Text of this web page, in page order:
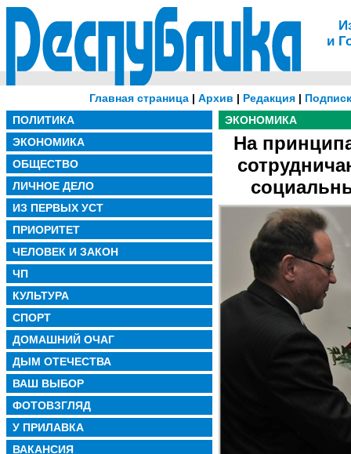
и
Главная страница| Архив | Редакция|
ПОЛИТИКА
ЭКОНОМИКА
ОБЩЕСТВО
ЛИЧНОЕ ДЕЛО
ИЗ ПЕРВЫХ УСТ
ПРИОРИТЕТ
ЧЕЛОВЕК И ЗАКОН
ЧП
КУЛЬТУРА
СПОРТ
ДОМАШНИЙ ОЧАГ
ДЫМ ОТЕЧЕСТВА
ВАШ ВЫБОР
ФОТОВЗГЛЯД
У ПРИЛАВКА
ВАКАНСИЯ
ЭКОНОМИКА
На